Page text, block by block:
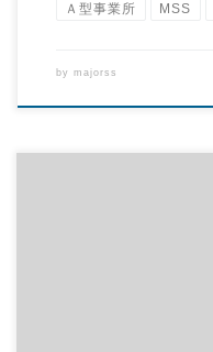
Ａ型事業所 MSS
by majorss